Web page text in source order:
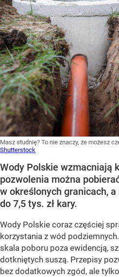
Masz studnię? To nie znaczy, że możesz
Shutterstock
Wody Polskie wzmacniają
pozwolenia można
w określonych granicach,
do 7,5 tys. zł kary.
Wody Polskie coraz częściej
korzystania z wód
skala poboru poza ewidencją,
dotkniętych suszą. Przepisy
bez dodatkowych zgód, ale